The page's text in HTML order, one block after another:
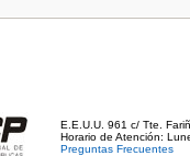
E.E.U.U. 961 c/ Tte.
Horario de Atención:
Preguntas Frecuentes